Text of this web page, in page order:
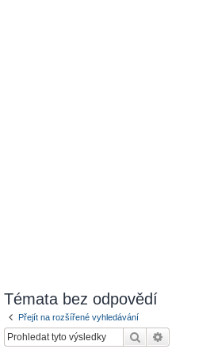
Témata bez odpovědí
Přejít na rozšířené vyhledávání
Hledat